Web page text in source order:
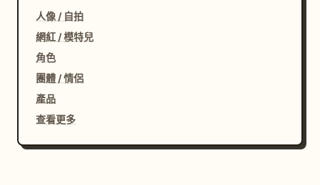
人像 / 自拍
網紅 / 模特兒
角色
團體 / 情侶
產品
查看更多